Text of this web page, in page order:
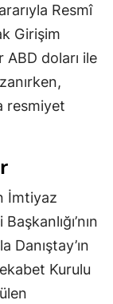
Resmî
Girişim
doları ile
resmiyet
İmtiyaz
Danıştay’ın
Kurulu